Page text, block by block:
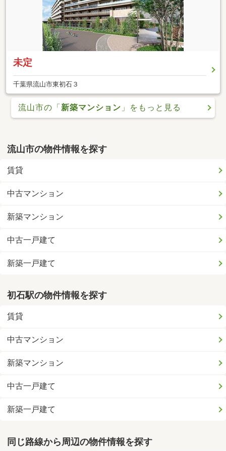
未定
千葉県流山市東初石３
流山市の「 新築マンション 」をもっと見る
流山市の物件情報を探す
賃貸
中古マンション
新築マンション
中古一戸建て
新築一戸建て
初石駅の物件情報を探す
賃貸
中古マンション
新築マンション
中古一戸建て
新築一戸建て
同じ路線から周辺の物件情報を探す